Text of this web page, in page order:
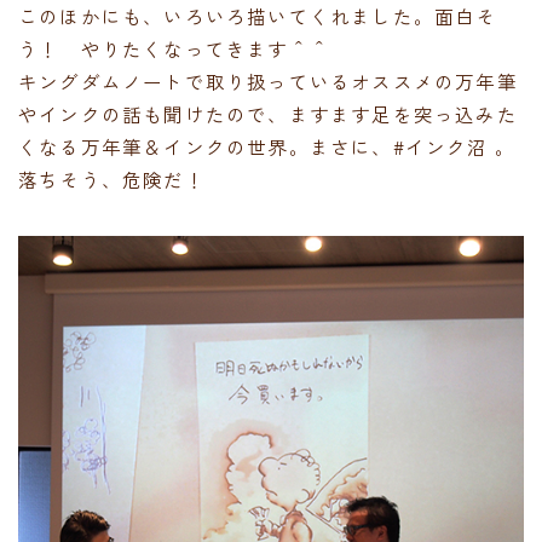
このほかにも、いろいろ描いてくれました。面白そ
う！ やりたくなってきます＾＾
キングダムノートで取り扱っているオススメの万年筆
やインクの話も聞けたので、ますます足を突っ込みた
くなる万年筆＆インクの世界。まさに、#インク沼 。
落ちそう、危険だ！